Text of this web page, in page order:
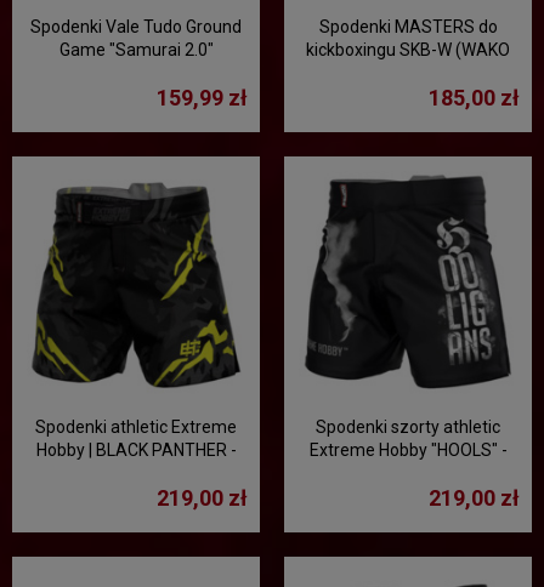
Spodenki Vale Tudo Ground
Game "Samurai 2.0"
159,99 zł
Spodenki MASTERS do
kickboxingu SKB-W (WAKO
185,00 zł
Spodenki athletic Extreme
Hobby | BLACK PANTHER -
219,00 zł
Spodenki szorty athletic
Extreme Hobby "HOOLS" -
219,00 zł